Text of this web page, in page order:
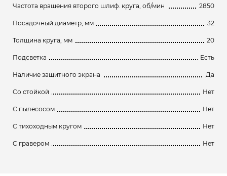
Частота вращения второго шлиф. круга, об/мин 2850
Посадочный диаметр, мм 32
Толщина круга, мм 20
Подсветка Есть
Наличие защитного экрана Да
Со стойкой Нет
С пылесосом Нет
С тихоходным кругом Нет
С гравером Нет